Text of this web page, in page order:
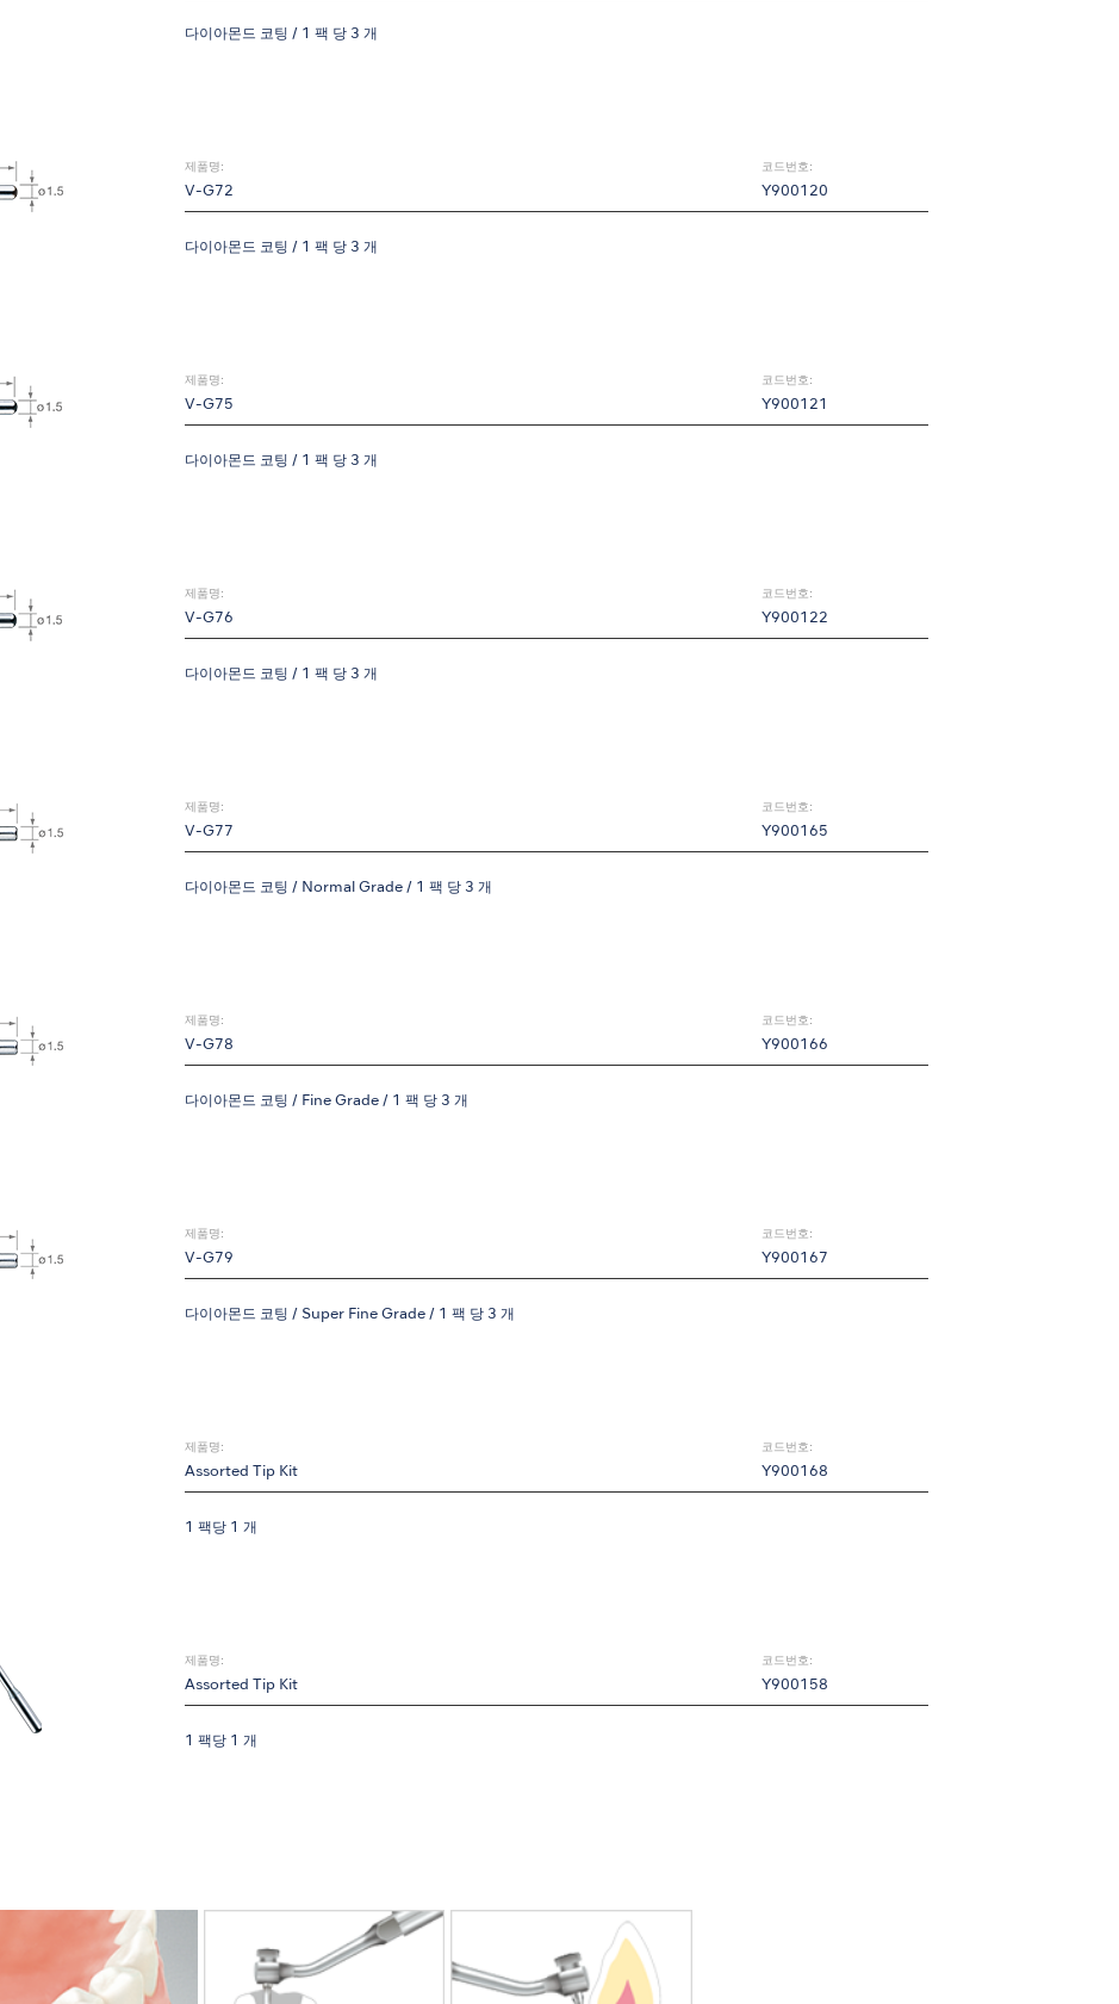
다이아몬드 코팅 / 1 팩 당 3 개
제품명:
V-G72
코드번호:
Y900120
다이아몬드 코팅 / 1 팩 당 3 개
제품명:
V-G75
코드번호:
Y900121
다이아몬드 코팅 / 1 팩 당 3 개
제품명:
V-G76
코드번호:
Y900122
다이아몬드 코팅 / 1 팩 당 3 개
제품명:
V-G77
코드번호:
Y900165
다이아몬드 코팅 / Normal Grade / 1 팩 당 3 개
제품명:
V-G78
코드번호:
Y900166
다이아몬드 코팅 / Fine Grade / 1 팩 당 3 개
제품명:
V-G79
코드번호:
Y900167
다이아몬드 코팅 / Super Fine Grade / 1 팩 당 3 개
제품명:
Assorted Tip Kit
코드번호:
Y900168
1 팩당 1 개
제품명:
Assorted Tip Kit
코드번호:
Y900158
1 팩당 1 개